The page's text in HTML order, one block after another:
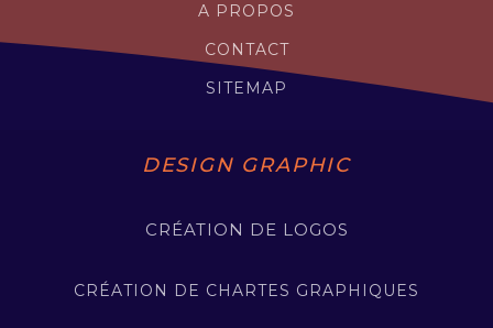
DESIGN GRAPHIC
CRÉATION DE LOGOS
CRÉATION DE CHARTES GRAPHIQUES
A PROPOS
CONTACT
SITEMAP